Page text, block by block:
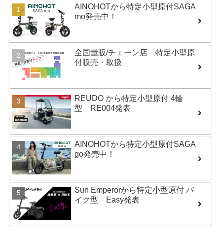
AINOHOTから特定小型原付SAGA
mo発売中！
全国量販/チェーン店 特定小型原
付販売・取扱
REUDO から特定小型原付 4輪
型 RE004発表
AINOHOTから特定小型原付SAGA
go発売中！
Sun Emperorから特定小型原付 バ
イク型 Easy発表